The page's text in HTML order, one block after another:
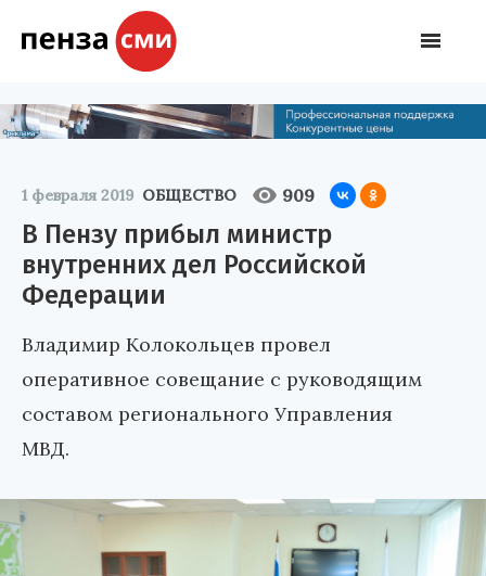
1 февраля 2019 ОБЩЕСТВО 909
В Пензу прибыл министр
внутренних дел Российской
Федерации
Владимир Колокольцев провел
оперативное совещание с руководящим
составом регионального Управления
МВД.